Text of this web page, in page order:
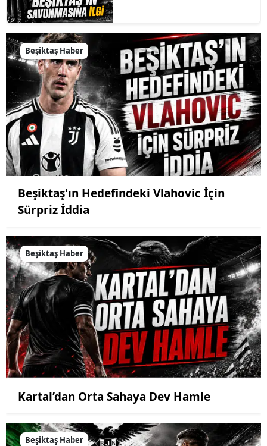
Beşiktaş Haber
Beşiktaş'ın Hedefindeki Vlahovic İçin
Sürpriz İddia
Beşiktaş Haber
Kartal’dan Orta Sahaya Dev Hamle
Beşiktaş Haber